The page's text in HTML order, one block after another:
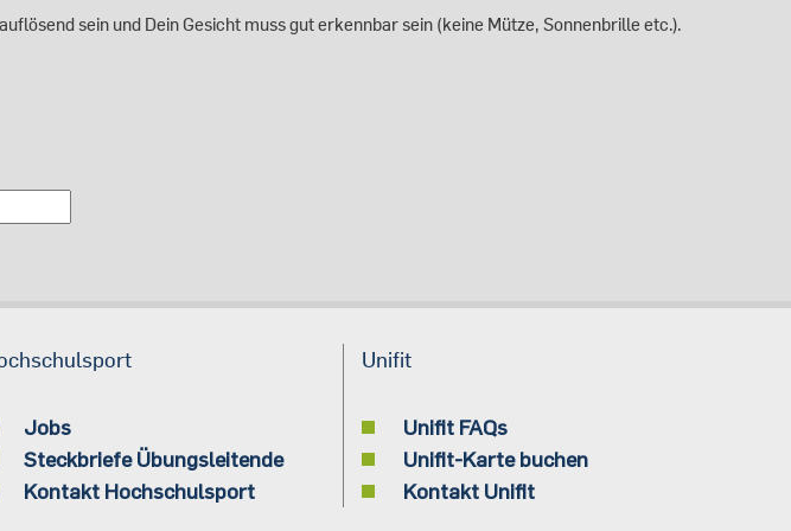
sein und Dein Gesicht muss gut erkennbar sein (keine Mütze, Sonnenbrille etc.).
Jobs
Steckbriefe Übungsleitende
Kontakt Hochschulsport
Unifit
Unifit FAQs
Unifit-Karte buchen
Kontakt Unifit